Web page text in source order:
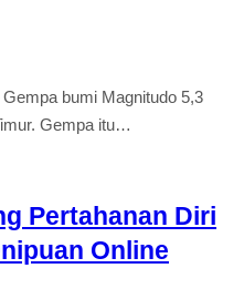
bumi Magnitudo 5,3
Gempa itu…
Pertahanan Diri
Online